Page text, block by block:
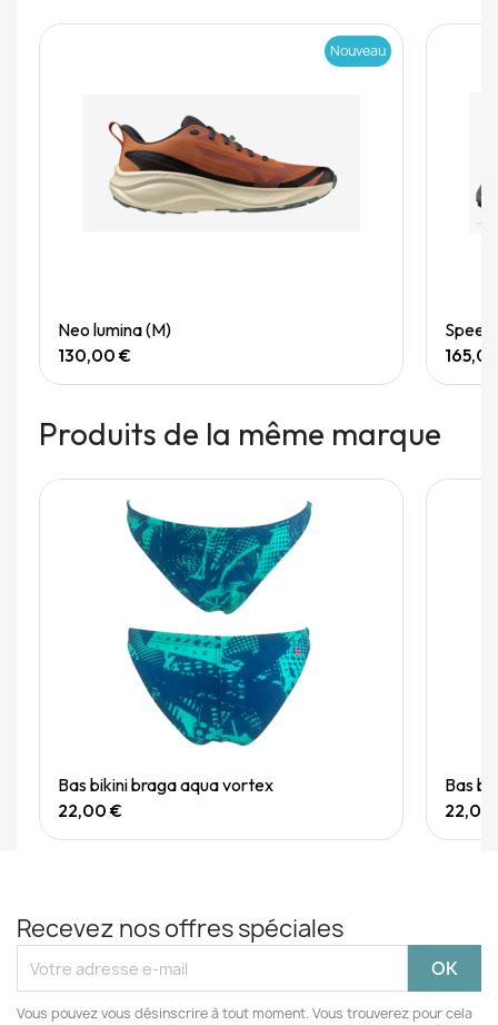
Nouveau
Neo lumina (M)
130,00 €
Produits de la même marque
Quick View
Bas bikini braga aqua vortex
22,00 €
Bas
22,00
Recevez nos offres spéciales
Vous pouvez vous désinscrire à tout moment. Vous trouverez pour cela